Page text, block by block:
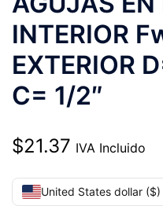
INTERIOR
EXTERIOR
C= 1/2″
$21.37 IVA Incluido
United States dollar ($)